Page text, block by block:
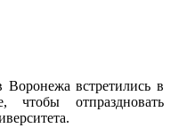
встретились в
отпраздновать